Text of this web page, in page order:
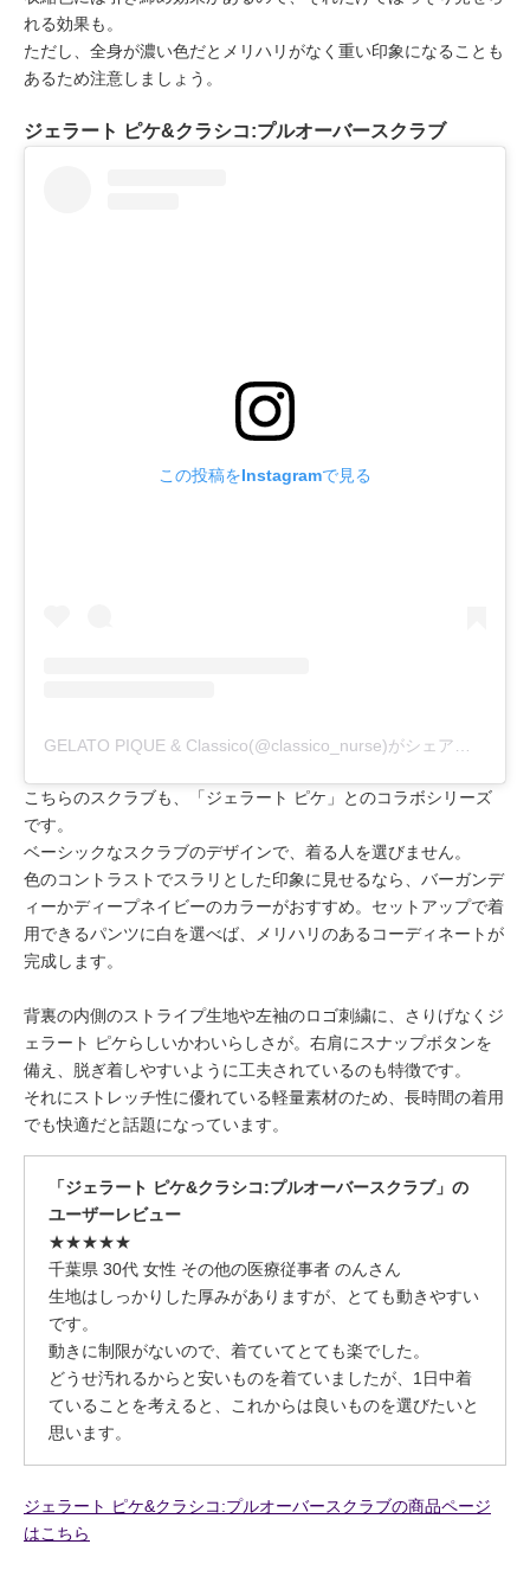
れる効果も。
ただし、全身が濃い色だとメリハリがなく重い印象になることも
あるため注意しましょう。
ジェラート ピケ&クラシコ:プルオーバースクラブ
この投稿をInstagramで見る
こちらのスクラブも、「ジェラート ピケ」とのコラボシリーズ
です。
ベーシックなスクラブのデザインで、着る人を選びません。
色のコントラストでスラリとした印象に見せるなら、バーガンデ
ィーかディープネイビーのカラーがおすすめ。セットアップで着
用できるパンツに白を選べば、メリハリのあるコーディネートが
完成します。
背裏の内側のストライプ生地や左袖のロゴ刺繍に、さりげなくジ
ェラート ピケらしいかわいらしさが。右肩にスナップボタンを
備え、脱ぎ着しやすいように工夫されているのも特徴です。
それにストレッチ性に優れている軽量素材のため、長時間の着用
でも快適だと話題になっています。
「ジェラート ピケ&クラシコ:プルオーバースクラブ」の
ユーザーレビュー
★★★★★
千葉県 30代 女性 その他の医療従事者 のんさん
生地はしっかりした厚みがありますが、とても動きやすい
です。
動きに制限がないので、着ていてとても楽でした。
どうせ汚れるからと安いものを着ていましたが、1日中着
ていることを考えると、これからは良いものを選びたいと
思います。
ジェラート ピケ&クラシコ:プルオーバースクラブの商品ページ
はこちら